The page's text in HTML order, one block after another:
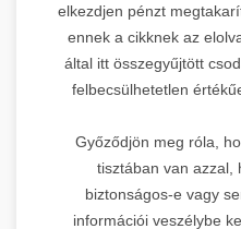
elkezdjen pénzt
ennek a cikknek az
által itt összegyűjtött
felbecsülhetetlen
Győződjön meg róla,
tisztában van azzal,
biztonságos-e vagy
információi veszélybe